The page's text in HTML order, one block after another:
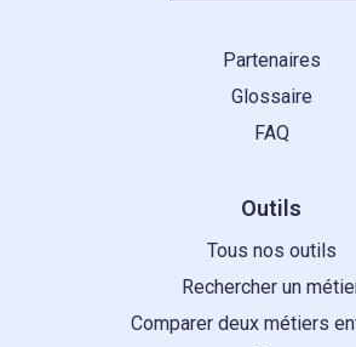
Partenaires
Glossaire
FAQ
Outils
Tous nos outils
Rechercher un
Comparer deux métiers